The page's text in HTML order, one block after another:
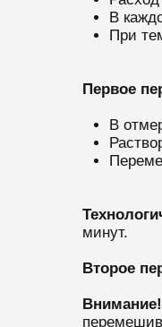
В
При
Первое
В
минут.
Второе
Внимание!